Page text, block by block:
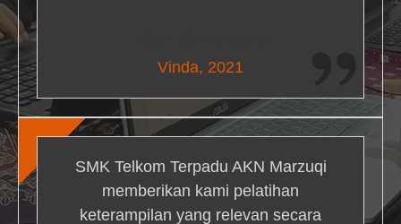
Vinda, 2021
SMK Telkom Terpadu AKN Marzuqi
memberikan kami pelatihan
keterampilan yang relevan secara